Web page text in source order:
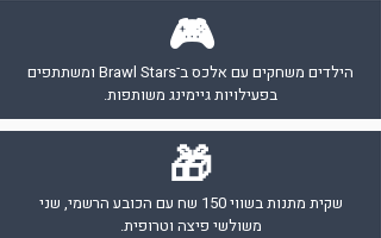
🎮
הילדים משחקים עם אלכס ב־Brawl Stars ומשתתפים
בפעילויות גיימינג משותפות.
🎁
שקית מתנות בשווי 150 שח עם הכובע הרשמי, שני
משולשי פיצה וטרופית.